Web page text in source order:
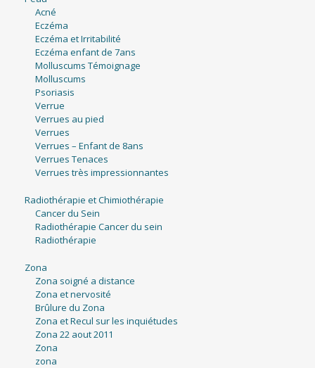
Acné
Eczéma
Eczéma et Irritabilité
Eczéma enfant de 7ans
Molluscums Témoignage
Molluscums
Psoriasis
Verrue
Verrues au pied
Verrues
Verrues – Enfant de 8ans
Verrues Tenaces
Verrues très impressionnantes
Radiothérapie et Chimiothérapie
Cancer du Sein
Radiothérapie Cancer du sein
Radiothérapie
Zona
Zona soigné a distance
Zona et nervosité
Brûlure du Zona
Zona et Recul sur les inquiétudes
Zona 22 aout 2011
Zona
zona